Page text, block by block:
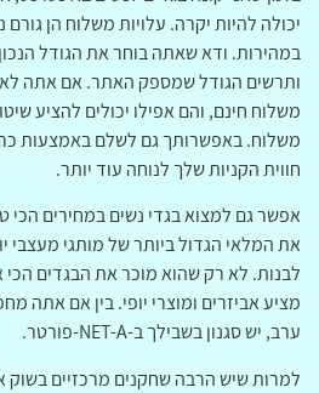
יכולה להיות יקרה. עלויות משלוח הן
במהירות. ודא שאתה בוחר את הגודל
ותרשים הגודל שמספק האתר. אם אתה
משלוח חינם, והם אפילו יכולים להציע
משלוח. באפשרותך גם לשלם באמצעות
חווית הקניות שלך לנוחה עוד יותר.
אפשר גם למצוא בגדי נשים במחירים
את המלאי הגדול ביותר של מותגי מעצבי
לבנות. לא רק שהוא מוכר את הבגדים הכי
מציע אביזרים ומוצרי יופי. בין אם אתה
ערב, יש סגנון בשבילך ב-NET-A-פורטר.
למרות שיש הרבה שחקנים מרכזיים בשוק